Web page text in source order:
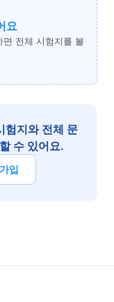
요
전체 시험지를 볼
험지와 전체 문
수 있어요.
입